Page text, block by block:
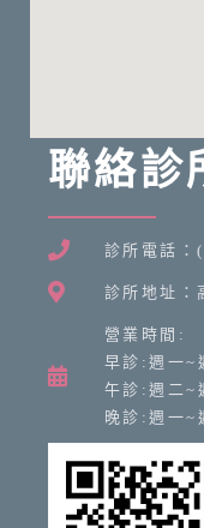
聯絡診
診所電話
診所地址：
營業時間:
早診:週一
午診:週二
晚診:週一